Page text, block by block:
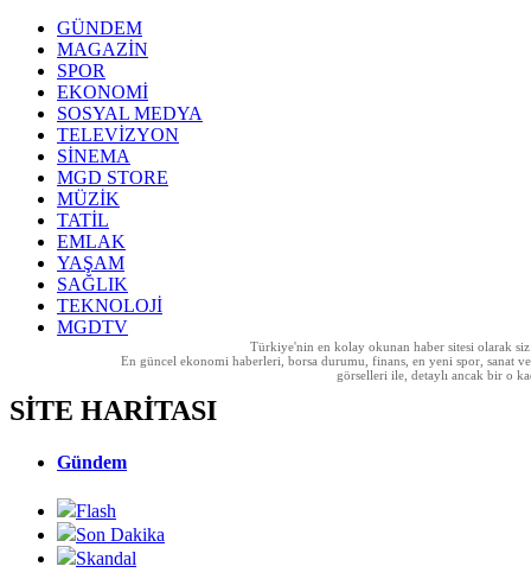
GÜNDEM
MAGAZİN
SPOR
EKONOMİ
SOSYAL MEDYA
TELEVİZYON
SİNEMA
MGD STORE
MÜZİK
TATİL
EMLAK
YAŞAM
SAĞLIK
TEKNOLOJİ
MGDTV
Türkiye'nin en kolay okunan haber sitesi olarak siz
En güncel ekonomi haberleri, borsa durumu, finans, en yeni spor, sanat
görselleri ile, detaylı ancak bir o
SİTE HARİTASI
Gündem
Flash
Son Dakika
Skandal